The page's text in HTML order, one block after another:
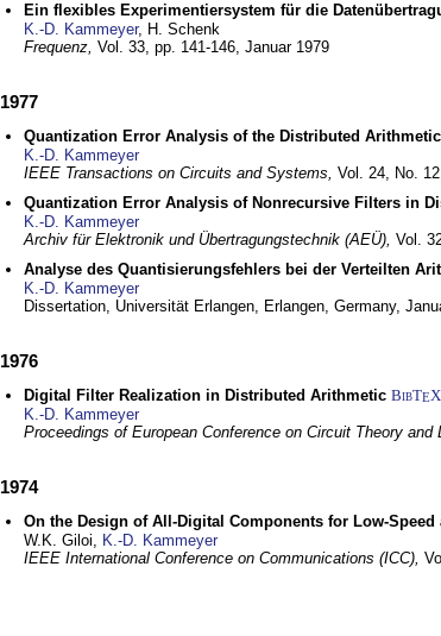
Ein flexibles Experimentiersystem für die
K.-D. Kammeyer, H. Schenk
Frequenz, Vol. 33, pp. 141-146, Januar 1979
1977
Quantization Error Analysis of the Distributed Arithmetic
K.-D. Kammeyer
IEEE Transactions on Circuits and Systems, Vol. 24, No.
Quantization Error Analysis of Nonrecursive Filters in
K.-D. Kammeyer
Archiv für Elektronik und Übertragungstechnik (AEÜ), Vol.
Analyse des Quantisierungsfehlers bei der Verteilten
K.-D. Kammeyer
Dissertation, Universität Erlangen, Erlangen, Germany,
1976
Digital Filter Realization in Distributed Arithmetic BibTEX
K.-D. Kammeyer
Proceedings of European Conference on Circuit Theory and
1974
On the Design of All-Digital Components for Low-
W.K. Giloi, K.-D. Kammeyer
IEEE International Conference on Communications (ICC),